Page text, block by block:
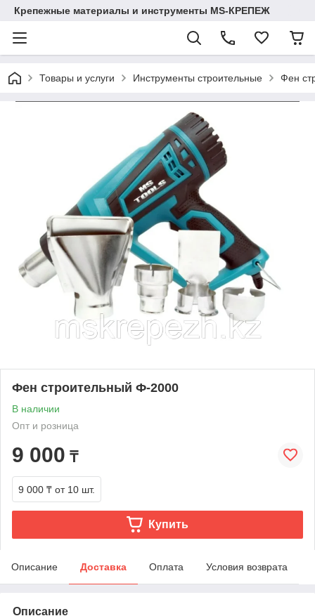
Крепежные материалы и инструменты MS-КРЕПЕЖ
Товары и услуги Инструменты строительные Фен
Фен строительный Ф-2000
В наличии
Опт и розница
9 000 ₸
9 000 ₸ от 10 шт.
Купить
Описание Доставка Оплата Условия возврата
Описание